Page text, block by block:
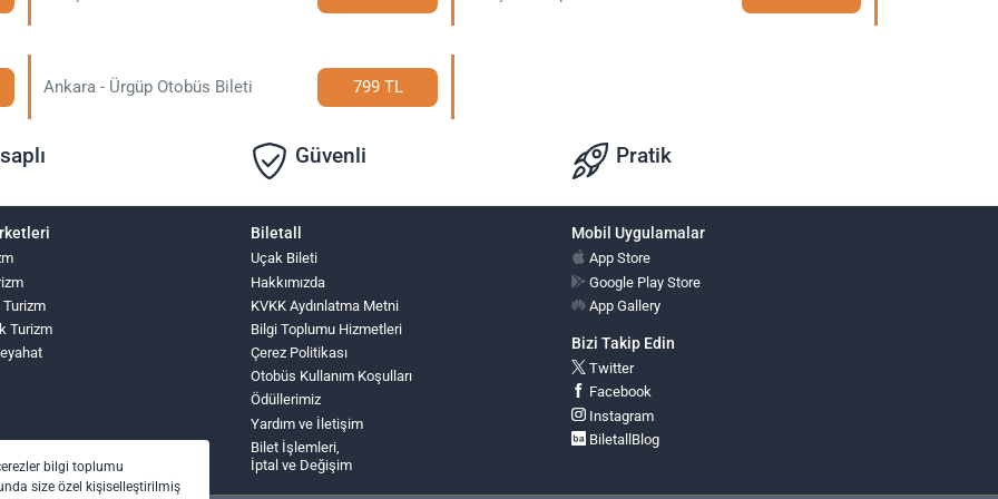
Ankara - Ürgüp Otobüs Bileti 799 TL
Güvenli Pratik
Turizm
Turizm
Biletall
Uçak Bileti
Hakkımızda
KVKK Aydınlatma Metni
Bilgi Toplumu Hizmetleri
Çerez Politikası
Otobüs Kullanım Koşulları
Ödüllerimiz
Yardım ve İletişim
Bilet İşlemleri,
İptal ve Değişim
Mobil Uygulamalar
App Store
Google Play Store
App Gallery
Bizi Takip Edin
Twitter
Facebook
Instagram
BiletallBlog
bilgi toplumu
size özel kişiselleştirilmiş